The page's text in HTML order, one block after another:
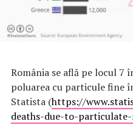
România se află pe locul 7
poluarea cu particule fine
Statista (https://
deaths-due-to-